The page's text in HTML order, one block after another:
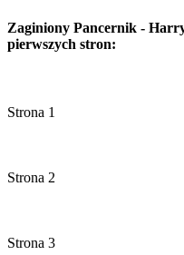
Zaginiony Pancernik -
pierwszych stron: